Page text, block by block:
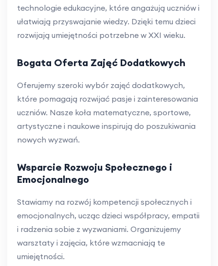
technologie edukacyjne, które angażują uczniów i
ułatwiają przyswajanie wiedzy. Dzięki temu dzieci
rozwijają umiejętności potrzebne w XXI wieku.
Bogata Oferta Zajęć Dodatkowych
Oferujemy szeroki wybór zajęć dodatkowych,
które pomagają rozwijać pasje i zainteresowania
uczniów. Nasze koła matematyczne, sportowe,
artystyczne i naukowe inspirują do poszukiwania
nowych wyzwań.
Wsparcie Rozwoju Społecznego i
Emocjonalnego
Stawiamy na rozwój kompetencji społecznych i
emocjonalnych, ucząc dzieci współpracy, empatii
i radzenia sobie z wyzwaniami. Organizujemy
warsztaty i zajęcia, które wzmacniają te
umiejętności.